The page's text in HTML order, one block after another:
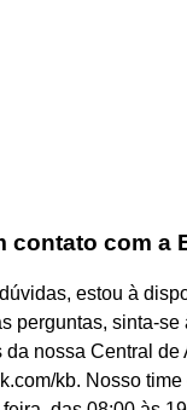
contato com a
estou à
perguntas, sinta-se
da nossa Central de
kb. Nosso